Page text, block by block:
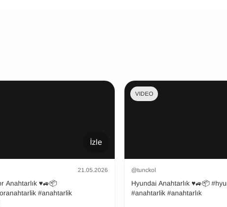
İzle
21.05.2026
Anahtarlık ♥️🚙📦
#anahtarlik
VIDEO
@tunckol
Hyundai Anahtarlık ♥️🚙📦 #hyundaianahtarlik
#anahtarlik #anahtarlık